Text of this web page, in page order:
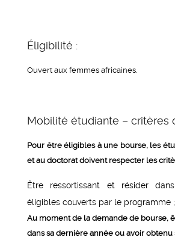
Éligibilité :
Ouvert aux femmes africaines.
Mobilité étudiante – critères
Pour être éligibles à une bourse, les
et au doctorat doivent respecter les
Être ressortissant et résider
éligibles couverts par le programme ;
Au moment de la demande de bourse,
dans sa dernière année ou avoir